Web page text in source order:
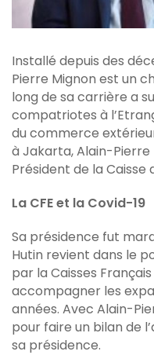
Installé depuis des
Pierre Mignon est un
long de sa carrière a
compatriotes à
du commerce
à Jakarta, Alain-Pierre
Président de la Caisse
La CFE et la Covid-19
Sa présidence fut
Hutin revient dans le
par la Caisses
accompagner les
années. Avec Alain-
pour faire un bilan de
sa présidence.